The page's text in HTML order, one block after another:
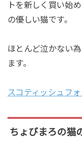
トを新しく買い始
の優しい猫です。
ほとんど泣かない
ます。
スコティッシュフ
ちょびまろの猫